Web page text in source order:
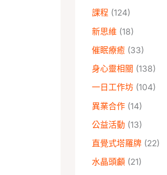
課程 (124)
新思維 (18)
催眠療癒 (33)
身心靈相關 (138)
一日工作坊 (104)
異業合作 (14)
公益活動 (13)
直覺式塔羅牌 (22)
水晶頭顱 (21)